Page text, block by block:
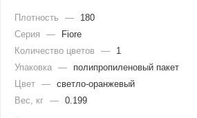
Плотность —
180
Серия
—
Fiore
Количество цветов
—
1
Упаковка —
полипропиленовый пакет
Цвет — светло-оранжевый
Вес, кг — 0.199